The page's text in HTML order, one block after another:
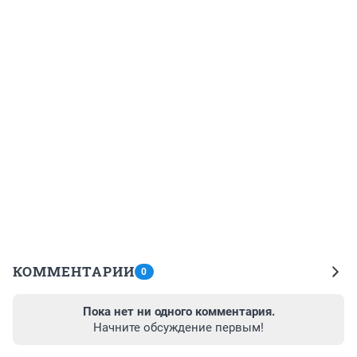
КОММЕНТАРИИ 0
Пока нет ни одного комментария.
Начните обсуждение первым!